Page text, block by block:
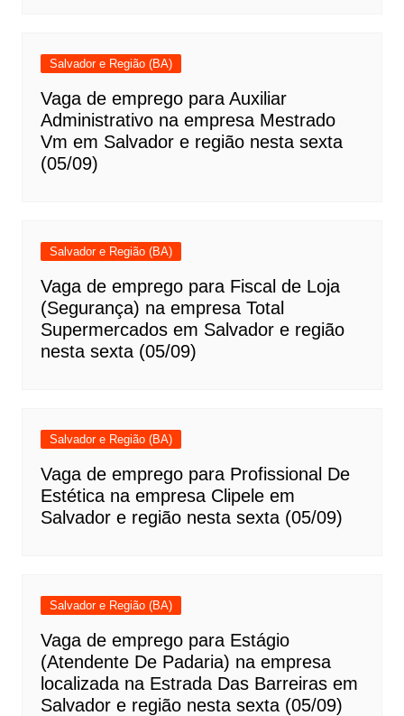
Salvador e Região (BA)
Vaga de emprego para Auxiliar
Administrativo na empresa Mestrado
Vm em Salvador e região nesta sexta
(05/09)
Salvador e Região (BA)
Vaga de emprego para Fiscal de Loja
(Segurança) na empresa Total
Supermercados em Salvador e região
nesta sexta (05/09)
Salvador e Região (BA)
Vaga de emprego para Profissional De
Estética na empresa Clipele em
Salvador e região nesta sexta (05/09)
Salvador e Região (BA)
Vaga de emprego para Estágio
(Atendente De Padaria) na empresa
localizada na Estrada Das Barreiras em
Salvador e região nesta sexta (05/09)